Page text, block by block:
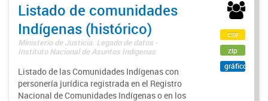
Listado de comunidades
Indígenas (histórico)
Ministerio de Justicia. Legado de datos -
Instituto Nacional de Asuntos Indígenas
Listado de las Comunidades Indígenas con
personería jurídica registrada en el Registro
Nacional de Comunidades Indígenas o en los
csv
zip
gráfico